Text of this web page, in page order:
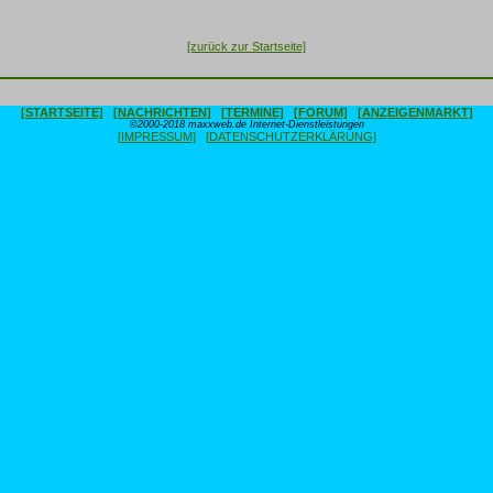
[zurück zur Startseite]
[STARTSEITE] [NACHRICHTEN] [TERMINE] [FORUM] [ANZEIGENMARKT]
©2000-2018 maxxweb.de Internet-Dienstleistungen
[IMPRESSUM] [DATENSCHUTZERKLÄRUNG]